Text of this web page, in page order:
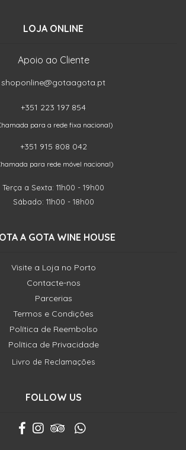
LOJA ONLINE
Apoio ao Cliente
shoponline@gotaagota.pt
+351 223 197 854
para a rede fixa nacional)
+351 915 808 042
para rede móvel nacional)
Terça a Sexta: 11h00 - 19h00
Sábado: 11h00 - 18h00
A GOTA WINE HOUSE
Visite a Loja no Porto
Contacte-nos
Parcerias
Termos e Condições
Política de Reembolso
Política de Privacidade
Livro de Reclamações
FOLLOW US